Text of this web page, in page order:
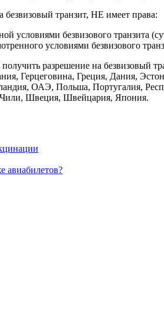
транзит, НЕ имеет права:
условиями безвизового транзита
условиями безвизового
разрешение на безвизовый
Герцеговина, Греция, Дания,
ОАЭ, Польша, Португалия,
Швеция, Швейцария, Япония.
авиабилетов?